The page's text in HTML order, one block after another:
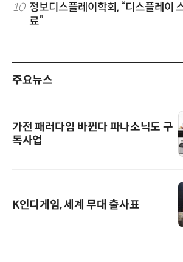
10 정보디스플레이학회, “디스플레이
료”
주요뉴스
가전 패러다임 바뀐다 파나소닉도 구
독사업
K인디게임, 세계 무대 출사표